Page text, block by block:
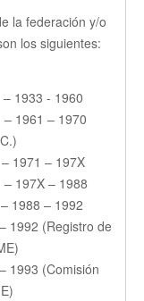
la federación y/o
los siguientes:
1933 - 1960
1961 – 1970
– 197X
197X – 1988
– 1992
(Registro de
(Comisión